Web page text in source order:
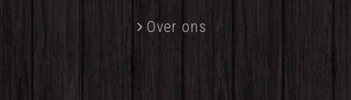
Over ons